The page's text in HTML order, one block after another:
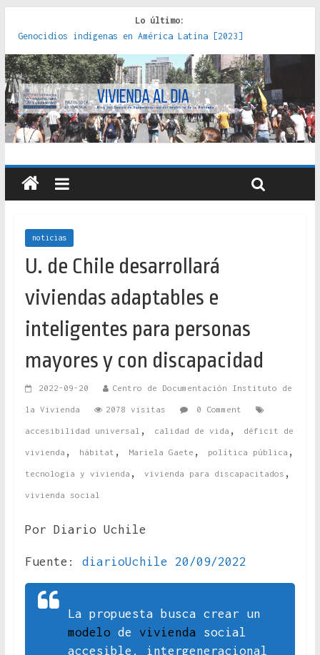
Lo último:
Genocidios indígenas en América Latina [2023]
Estudios sobre la espacialización de los Estados :
políticas, prácticas y representaciones [2022]
Donde el pedernal choca con el acero : hacia una teoría
crítica de las fronteras latinoamericanas [2020]
Criterios técnicos para una vivienda adecuada [2019]
Red de consultorios de la Caja del Seguro Obrero en
Santiago : un patrimonio emblemático [2014]
noticias
U. de Chile desarrollará
viviendas adaptables e
inteligentes para personas
mayores y con discapacidad
2022-09-20 Centro de Documentación Instituto de
la Vivienda 2078 visitas 0 Comment
accesibilidad universal , calidad de vida , déficit de
vivienda , hábitat , Mariela Gaete , política pública ,
tecnologia y vivienda , vivienda para discapacitados ,
vivienda social
Por Diario Uchile
Fuente: diarioUchile 20/09/2022
La propuesta busca crear un
modelo de vivienda social
accesible, intergeneracional